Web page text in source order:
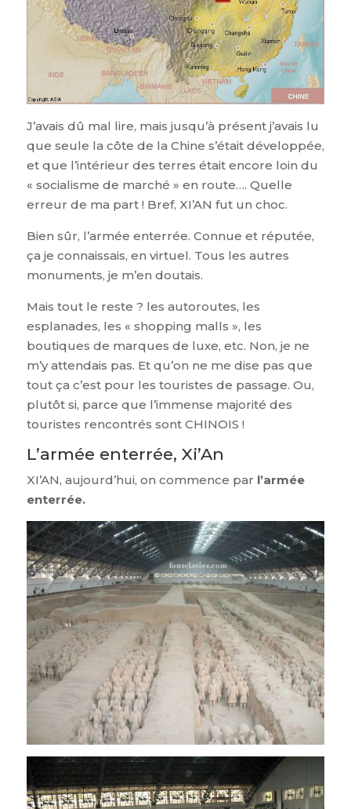
J’avais dû mal lire, mais jusqu’à présent j’avais lu
que seule la côte de la Chine s’était développée,
et que l’intérieur des terres était encore loin du
« socialisme de marché » en route…. Quelle
erreur de ma part ! Bref, XI’AN fut un choc.
Bien sûr, l’armée enterrée. Connue et réputée,
ça je connaissais, en virtuel. Tous les autres
monuments, je m’en doutais.
Mais tout le reste ? les autoroutes, les
esplanades, les « shopping malls », les
boutiques de marques de luxe, etc. Non, je ne
m’y attendais pas. Et qu’on ne me dise pas que
tout ça c’est pour les touristes de passage. Ou,
plutôt si, parce que l’immense majorité des
touristes rencontrés sont CHINOIS !
L’armée enterrée, Xi’An
XI’AN, aujourd’hui, on commence par l’armée
enterrée.